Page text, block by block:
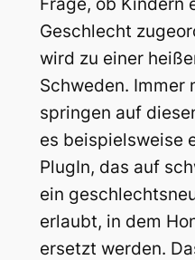
Geschlecht
wird zu einer
Schweden. Immer
springen auf
es beispielsweise
PlugIn, das auf
ein
erlaubt, in dem
ersetzt werden.